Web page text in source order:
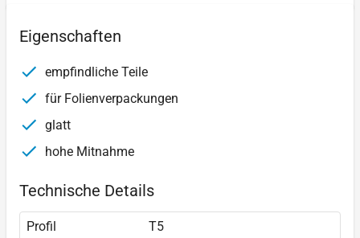
Eigenschaften
empfindliche Teile
für Folienverpackungen
glatt
hohe Mitnahme
Technische Details
Profil
T5